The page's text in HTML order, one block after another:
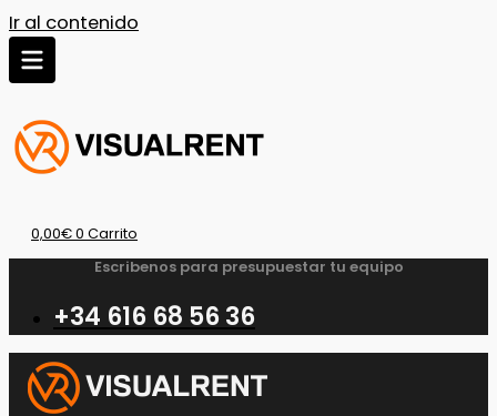
Ir al contenido
0,00€0 Carrito
Escribenos para presupuestar tu equipo
+34 616 68 56 36